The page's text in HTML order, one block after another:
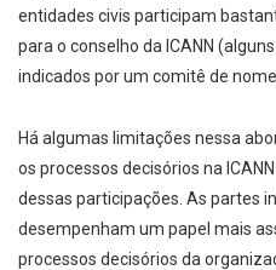
entidades civis participam
para o conselho da ICANN
indicados por um comitê de
Há algumas limitações nessa
os processos decisórios na
dessas participações. As partes
desempenham um papel mais
processos decisórios da